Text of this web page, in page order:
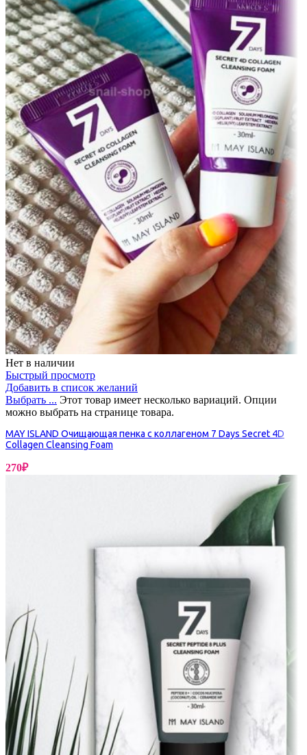
Нет в наличии
Быстрый просмотр
Добавить в список желаний
Выбрать ... Этот товар имеет несколько вариаций. Опции
можно выбрать на странице товара.
MAY ISLAND Очищающая пенка с коллагеном 7 Days Secret 4D
Collagen Cleansing Foam
270₽